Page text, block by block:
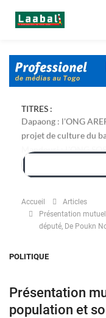
TITRES :
Dapaong : l'ONG
projet de culture du
Accueil
Articles
Présentation
député, De Poukn
POLITIQUE
Présentation
population et